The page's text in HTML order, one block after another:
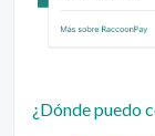
¿Dónde puedo